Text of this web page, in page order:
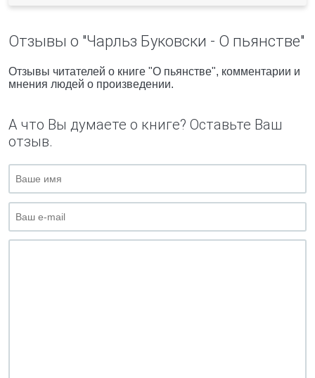
Отзывы о "Чарльз Буковски - О пьянстве"
Отзывы читателей о книге "О пьянстве", комментарии и
мнения людей о произведении.
А что Вы думаете о книге? Оставьте Ваш
отзыв.